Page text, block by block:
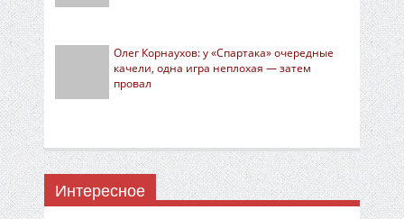
Олег Корнаухов: у «Спартака» очередные
качели, одна игра неплохая — затем
провал
Интересное